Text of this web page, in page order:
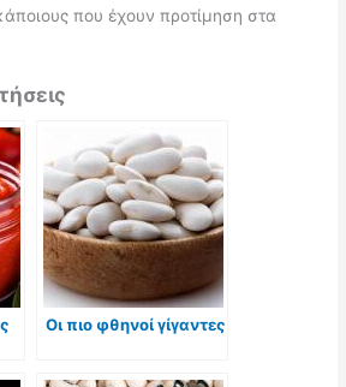
που έχουν προτίμηση στα
Οι πιο φθηνοί γίγαντες